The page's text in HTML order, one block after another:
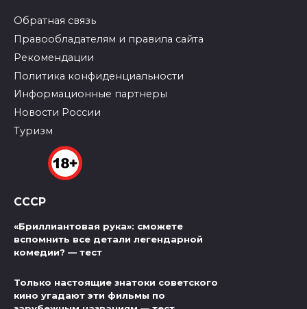
Обратная связь
Правообладателям и правила сайта
Рекомендации
Политика конфиденциальности
Информационные партнеры
Новости России
Туризм
СССР
«Бриллиантовая рука»: сможете
вспомнить все детали легендарной
комедии? — тест
Только настоящие знатоки советского
кино угадают эти фильмы по